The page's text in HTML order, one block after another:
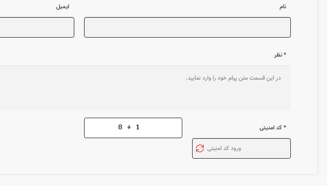
نام ایمیل
* نظر
* کد امنیتی